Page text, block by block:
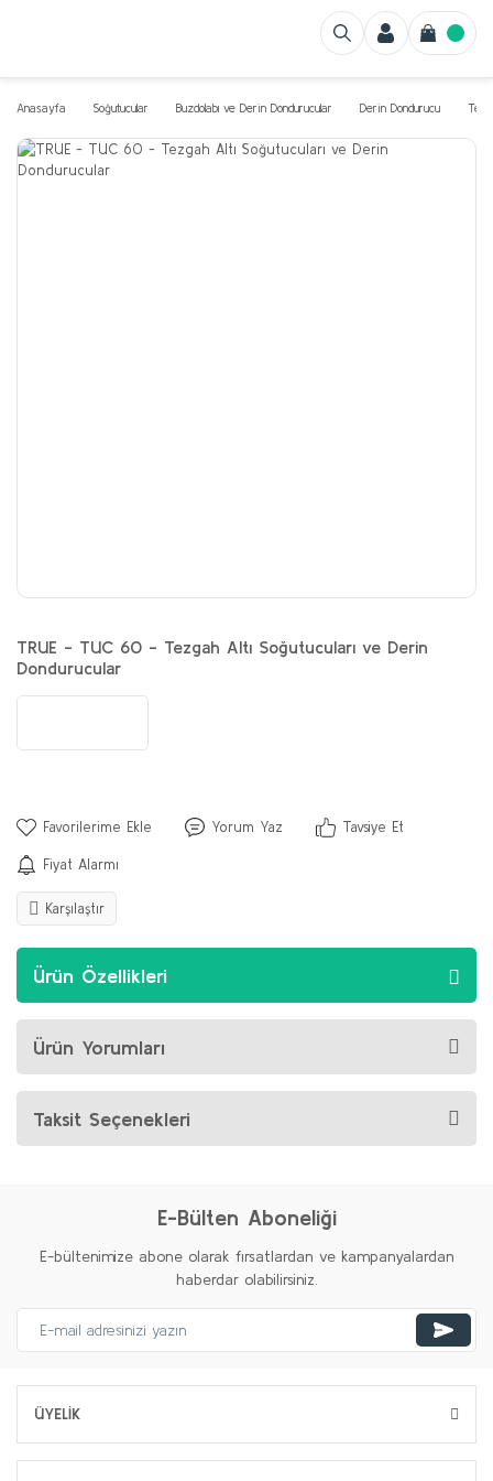
Anasayfa Soğutucular Buzdolabı ve Derin Dondurucular Derin Dondurucu
TRUE - TUC 60 - Tezgah Altı Soğutucuları ve Derin
Dondurucular
Yorum Yaz Tavsiye Et
Fiyat Alarmı
Karşılaştır
Ürün Özellikleri
Ürün Yorumları
Taksit Seçenekleri
E-Bülten Aboneliği
E-bültenimize abone olarak fırsatlardan ve kampanyalardan
haberdar olabilirsiniz.
ÜYELİK